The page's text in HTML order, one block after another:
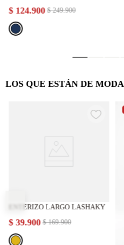
$ 249.900
$ 124.900
LOS QUE ESTÁN DE MODA
ENTERIZO LARGO LASHAKY
$ 169.900
$ 39.900